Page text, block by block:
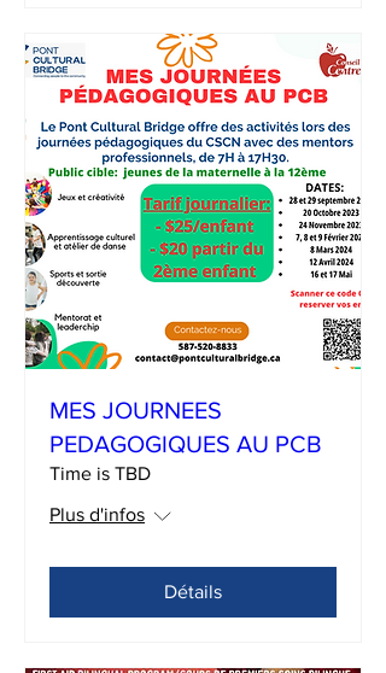
MES JOURNEES
PEDAGOGIQUES AU PCB
Time is TBD
Plus d'infos
Détails